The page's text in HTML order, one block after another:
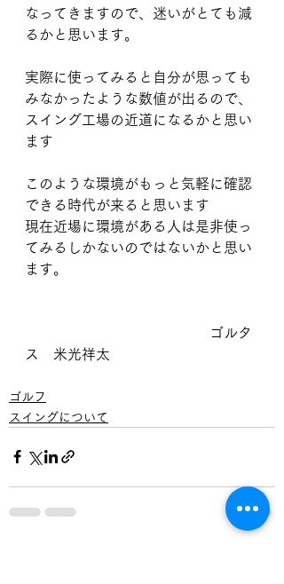
なってきますので、迷いがとても減
るかと思います。
実際に使ってみると自分が思っても
みなかったような数値が出るので、
スイング工場の近道になるかと思い
ます
このような環境がもっと気軽に確認
できる時代が来ると思います
現在近場に環境がある人は是非使っ
てみるしかないのではないかと思い
ます。
ゴルタ
ス　米光祥太
ゴルフ
スイングについて